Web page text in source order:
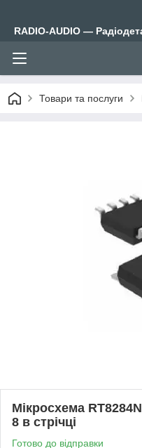
RADIO-AUDIO —
Товари та послуги
Мікросхема
8 в стрічці
Готово до відправки